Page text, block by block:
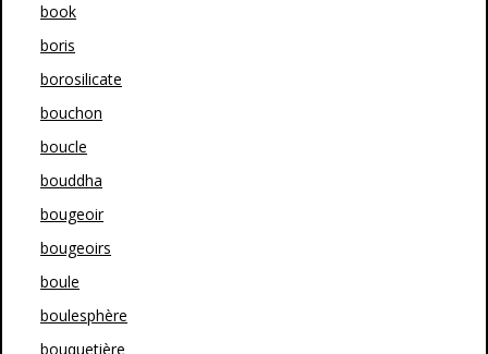
book
boris
borosilicate
bouchon
boucle
bouddha
bougeoir
bougeoirs
boule
boulesphère
bouquetière